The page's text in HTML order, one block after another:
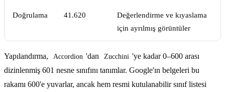
Doğrulama 41.620
Değerlendirme ve kıyaslama
için ayrılmış görüntüler
Yapılandırma, Accordion 'dan Zucchini 'ye kadar 0–600 arası
dizinlenmiş 601 nesne sınıfını tanımlar. Google'ın belgeleri bu
rakamı 600'e yuvarlar, ancak hem resmi kutulanabilir sınıf listesi